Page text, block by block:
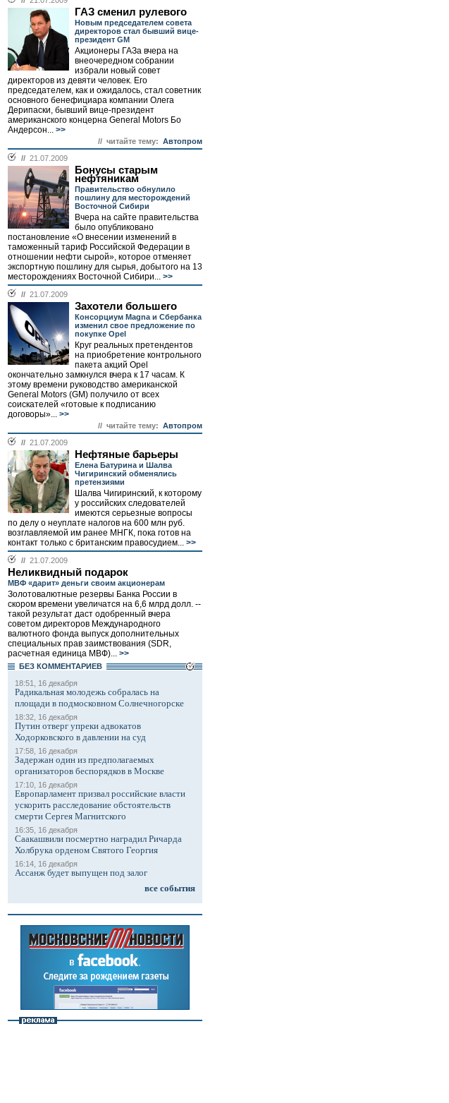
ГАЗ сменил рулевого
Новым председателем совета
директоров стал бывший вице-
президент GM
Акционеры ГАЗа вчера на
внеочередном собрании
избрали новый совет
директоров из девяти человек. Его
председателем, как и ожидалось, стал советник
основного бенефициара компании Олега
Дерипаски, бывший вице-президент
американского концерна General Motors Бо
Андерсон... >>
// читайте тему: Автопром
// 21.07.2009
Бонусы старым
нефтяникам
Правительство обнулило
пошлину для месторождений
Восточной Сибири
Вчера на сайте правительства
было опубликовано
постановление «О внесении изменений в
таможенный тариф Российской Федерации в
отношении нефти сырой», которое отменяет
экспортную пошлину для сырья, добытого на 13
месторождениях Восточной Сибири... >>
// 21.07.2009
Захотели большего
Консорциум Magna и Сбербанка
изменил свое предложение по
покупке Opel
Круг реальных претендентов
на приобретение контрольного
пакета акций Opel
окончательно замкнулся вчера к 17 часам. К
этому времени руководство американской
General Motors (GM) получило от всех
соискателей «готовые к подписанию
договоры»... >>
// читайте тему: Автопром
// 21.07.2009
Нефтяные барьеры
Елена Батурина и Шалва
Чигиринский обменялись
претензиями
Шалва Чигиринский, к которому
у российских следователей
имеются серьезные вопросы
по делу о неуплате налогов на 600 млн руб.
возглавляемой им ранее МНГК, пока готов на
контакт только с британским правосудием... >>
// 21.07.2009
Неликвидный подарок
МВФ «дарит» деньги своим акционерам
Золотовалютные резервы Банка России в
скором времени увеличатся на 6,6 млрд долл. --
такой результат даст одобренный вчера
советом директоров Международного
валютного фонда выпуск дополнительных
специальных прав заимствования (SDR,
расчетная единица МВФ)... >>
БЕЗ КОМMЕНТАРИЕВ
18:51, 16 декабря
Радикальная молодежь собралась на
площади в подмосковном Солнечногорске
18:32, 16 декабря
Путин отверг упреки адвокатов
Ходорковского в давлении на суд
17:58, 16 декабря
Задержан один из предполагаемых
организаторов беспорядков в Москве
17:10, 16 декабря
Европарламент призвал российские власти
ускорить расследование обстоятельств
смерти Сергея Магнитского
16:35, 16 декабря
Саакашвили посмертно наградил Ричарда
Холбрука орденом Святого Георгия
16:14, 16 декабря
Ассанж будет выпущен под залог
все события